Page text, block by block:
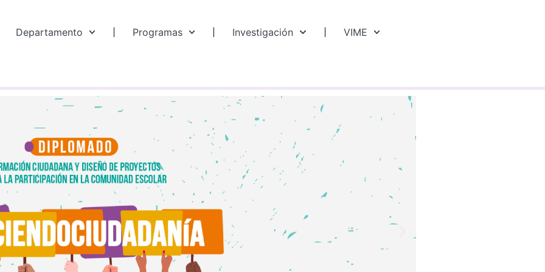
Departamento Programas Investigación VIME